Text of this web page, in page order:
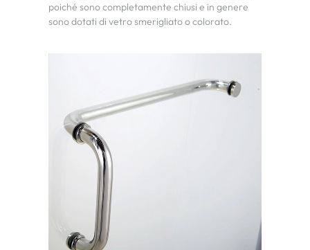
poiché sono completamente chiusi e in genere
sono dotati di vetro smerigliato o colorato.